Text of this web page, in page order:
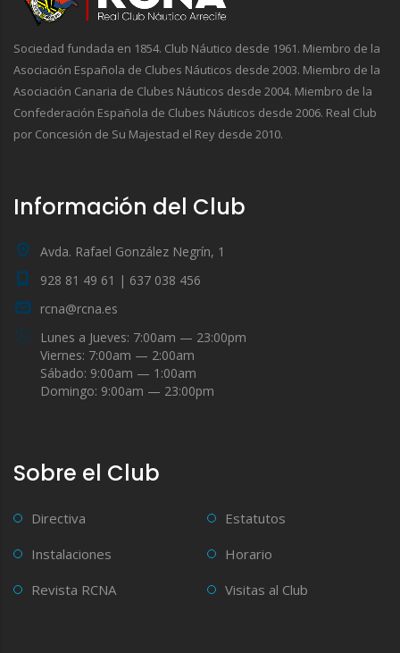
Sociedad fundada en 1854. Club Náutico desde 1961. Miembro de la
Asociación Española de Clubes Náuticos desde 2003. Miembro de la
Asociación Canaria de Clubes Náuticos desde 2004. Miembro de la
Confederación Española de Clubes Náuticos desde 2006. Real Club
por Concesión de Su Majestad el Rey desde 2010.
Información del Club
Avda. Rafael González Negrín, 1
928 81 49 61 | 637 038 456
rcna@rcna.es
Lunes a Jueves: 7:00am — 23:00pm
Viernes: 7:00am — 2:00am
Sábado: 9:00am — 1:00am
Domingo: 9:00am — 23:00pm
Sobre el Club
Directiva
Estatutos
Instalaciones
Horario
Revista RCNA
Visitas al Club